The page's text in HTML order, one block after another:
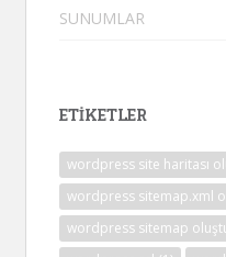
SUNUMLAR
ETİKETLER
wordpress site haritası
wordpress sitemap.xml
wordpress sitemap